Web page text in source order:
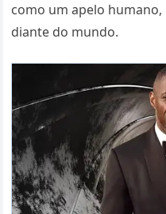
como um apelo
diante do mundo.